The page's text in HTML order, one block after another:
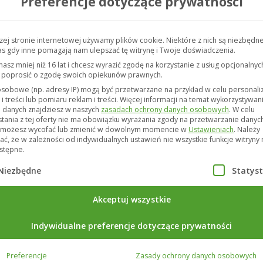
stronie internetowej używamy plików cookie. Niektóre z nich są
gdy inne pomagają nam ulepszać tę witrynę i Twoje doświadczenia.
mniej niż 16 lat i chcesz wyrazić zgodę na korzystanie z usług
poprosić o zgodę swoich opiekunów prawnych.
(np. adresy IP) mogą być przetwarzane na przykład w celu
i treści lub pomiaru reklam i treści. Więcej informacji na temat
znajdziesz w naszych zasadach ochrony danych osobowych. W celu
z tej oferty nie ma obowiązku wyrażania zgody na przetwarzanie
wycofać lub zmienić w dowolnym momencie w Ustawieniach. Należy
że w zależności od indywidualnych ustawień nie wszystkie funkcje witryny
znajduje się lista grup usług, dla których można udzielić
Akceptuj wszystkie
Indywidualne preferencje dotyczące prywatności
Preferencje Zasady ochrony danych osobowych